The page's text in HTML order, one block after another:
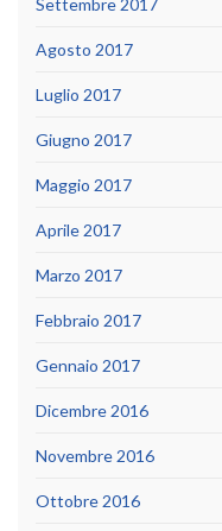
Settembre 2017
Agosto 2017
Luglio 2017
Giugno 2017
Maggio 2017
Aprile 2017
Marzo 2017
Febbraio 2017
Gennaio 2017
Dicembre 2016
Novembre 2016
Ottobre 2016